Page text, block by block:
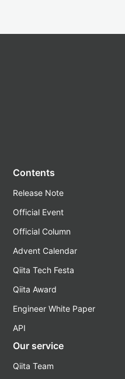
Contents
Release Note
Official Event
Official Column
Advent Calendar
Qiita Tech Festa
Qiita Award
Engineer White Paper
API
Our service
Qiita Team